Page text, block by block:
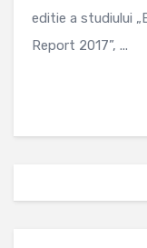
editie a studiului
Report 2017”, ...